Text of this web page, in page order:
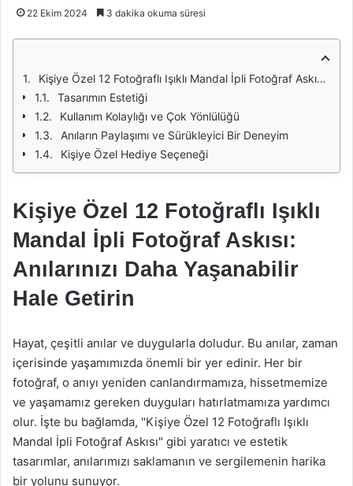
22 Ekim 2024 3 dakika okuma süresi
Kişiye Özel 12 Fotoğraflı Işıklı Mandal İpli Fotoğraf Askısı: Anılarınızı Daha Yaşanabilir Hale Getirin
Tasarımın Estetiği
Kullanım Kolaylığı ve Çok Yönlülüğü
Anıların Paylaşımı ve Sürükleyici Bir Deneyim
Kişiye Özel Hediye Seçeneği
Kişiye Özel 12 Fotoğraflı Işıklı
Mandal İpli Fotoğraf Askısı:
Anılarınızı Daha Yaşanabilir
Hale Getirin
Hayat, çeşitli anılar ve duygularla doludur. Bu anılar, zaman
içerisinde yaşamımızda önemli bir yer edinir. Her bir
fotoğraf, o anıyı yeniden canlandırmamıza, hissetmemize
ve yaşamamız gereken duyguları hatırlatmamıza yardımcı
olur. İşte bu bağlamda, "Kişiye Özel 12 Fotoğraflı Işıklı
Mandal İpli Fotoğraf Askısı" gibi yaratıcı ve estetik
tasarımlar, anılarımızı saklamanın ve sergilemenin harika
bir yolunu sunuyor.